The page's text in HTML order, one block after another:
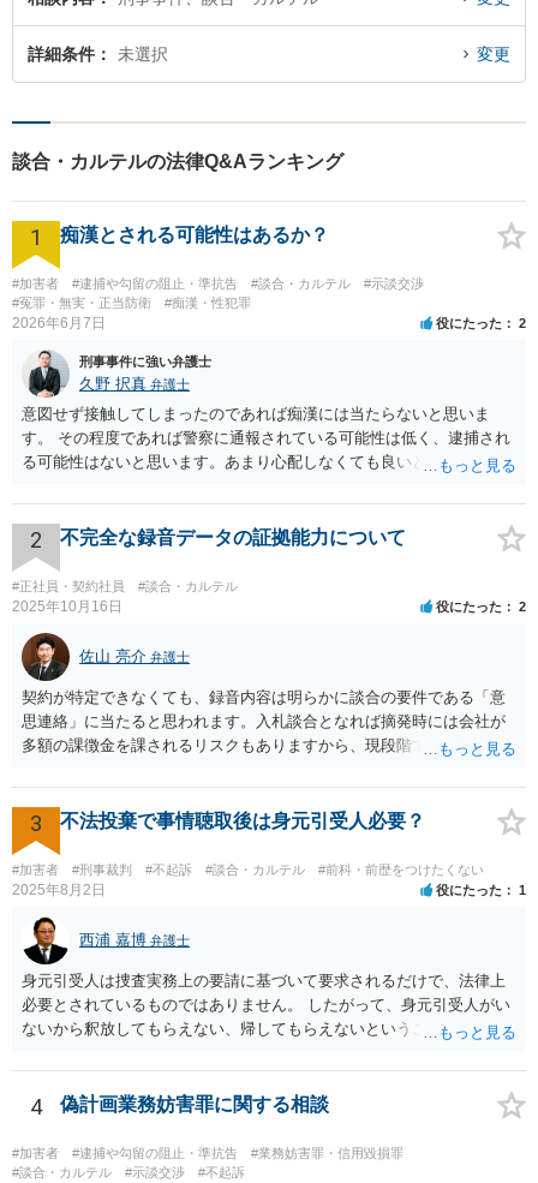
詳細条件 未選択 変更
談合・カルテルの法律Q&Aランキング
1 痴漢とされる可能性はあるか？
#加害者 #逮捕や勾留の阻止・準抗告 #談合・カルテル
#示談交渉
#冤罪・無実・正当防衛
#痴漢・性犯罪
2026年6月7日 役にたった 2
刑事事件に強い弁護士
久野 択真 弁護士
意図せず接触してしまったのであれば痴漢には当たらないと思いま
す。 その程度であれば警察に通報されている可能性は低く、逮捕され
る可能性はないと思います。あまり心配しなくても良いと思います。
2 不完全な録音データの証拠能力について
#正社員・契約社員 #談合・カルテル
2025年10月16日 役にたった 2
佐山 亮介 弁護士
契約が特定できなくても、録音内容は明らかに談合の要件である「意
思連絡」に当たると思われます。入札談合となれば摘発時には会社が
多額の課徴金を課されるリスクもありますから、現段階で通報するこ
3 不法投棄で事情聴取後は身元引受人必要？
#加害者 #刑事裁判 #不起訴 #談合・カルテル #前科・前歴をつけたくない
2025年8月2日 役にたった 1
西浦 嘉博 弁護士
身元引受人は捜査実務上の要請に基づいて要求されるだけで、法律上
必要とされているものではありません。 したがって、身元引受人がい
ないから釈放してもらえない、帰してもらえないということはありま
縁関係にある人に身元を託し、身柄引受書に署名・押印をさせ、被疑
者の釈放後の社会生活に一定の監督機能が果たされ得ると考える形に
ならばその旨を捜査機関に申し出られれば良いでしょう。 上記、ご参
考ください。
4 偽計画業務妨害罪に関する相談
#加害者 #逮捕や勾留の阻止・準抗告
#業務妨害罪・信用毀損罪
#談合・カルテル
#示談交渉 #不起訴